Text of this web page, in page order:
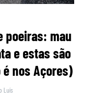
poeiras: mau
e estas são
nos Açores)
Luís